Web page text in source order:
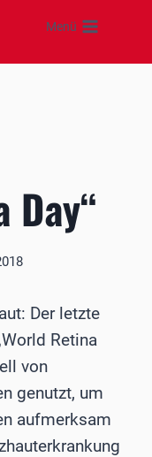
Menü
Day“
Der letzte
Retina
von
genutzt, um
aufmerksam